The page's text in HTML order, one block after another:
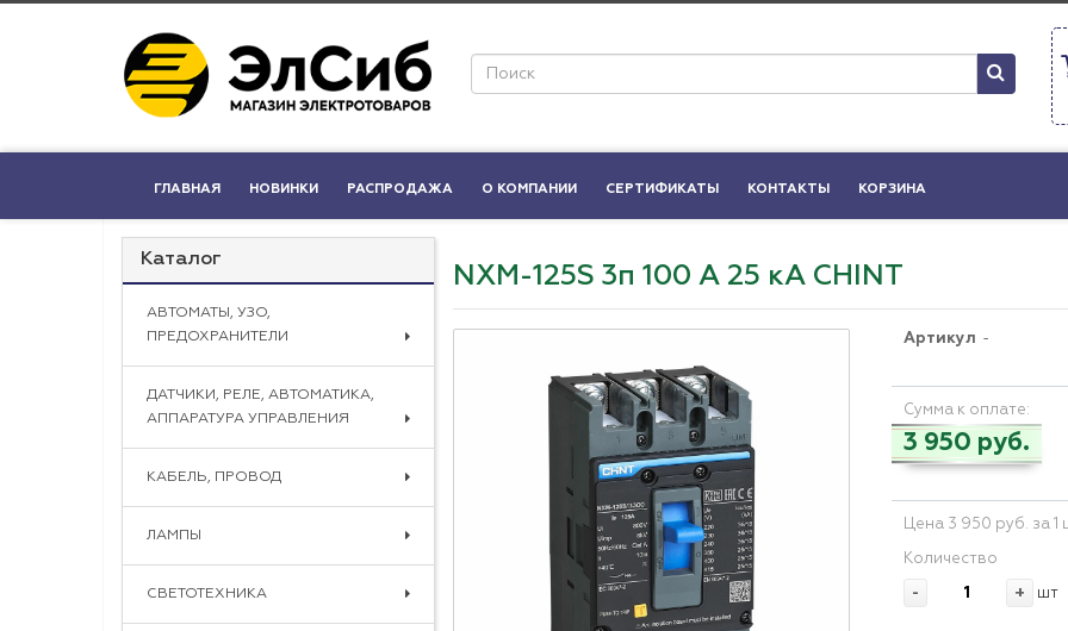
ГЛАВНАЯ НОВИНКИ РАСПРОДАЖА О КОМПАНИИ СЕРТИФИКАТЫ КОНТАКТЫ КОРЗИНА
Каталог
АВТОМАТЫ, УЗО,
ПРЕДОХРАНИТЕЛИ
ДАТЧИКИ, РЕЛЕ, АВТОМАТИКА,
АППАРАТУРА УПРАВЛЕНИЯ
КАБЕЛЬ, ПРОВОД
ЛАМПЫ
СВЕТОТЕХНИКА
NXM-125S 3п 100 А 25 кА CHINT
Артикул -
Сумма к оплате:
3 950 руб.
Цена 3 950 руб. за 1
Количество
- + шт